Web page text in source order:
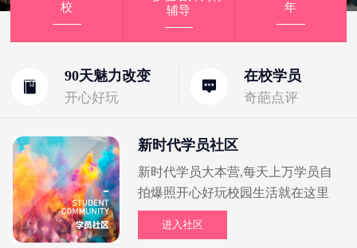
90天魅力改变
开心好玩
在校学员
奇葩点评
校
辅导
年
新时代学员社区
新时代学员大本营,每天上万学员自
拍爆照开心好玩校园生活就在这里
进入社区